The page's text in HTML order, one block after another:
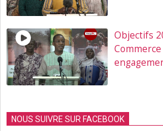
Objectifs
NOUS SUIVRE SUR FACEBOOK